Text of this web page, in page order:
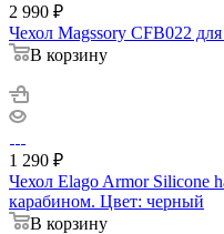
2 990 ₽
Чехол Magssory CFB022
В корзину
1 290 ₽
Чехол Elago Armor Silicone
карабином. Цвет: черный
В корзину